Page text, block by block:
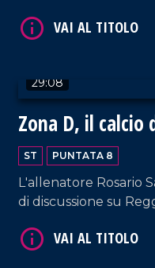
29:08
Zona D, il
ST PUNTATA 8
L'allenatore Rosario
di discussione su